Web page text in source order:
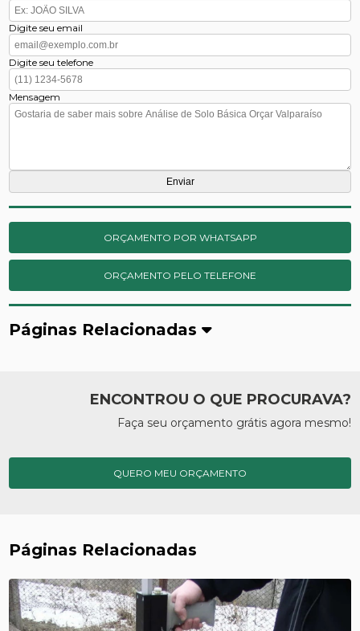
Digite seu email
Digite seu telefone
Mensagem
ORÇAMENTO POR WHATSAPP
ORÇAMENTO PELO TELEFONE
Páginas Relacionadas
ENCONTROU O QUE PROCURAVA?
Faça seu orçamento grátis agora mesmo!
QUERO MEU ORÇAMENTO
Páginas Relacionadas